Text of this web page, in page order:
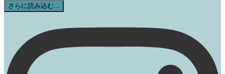
さらに読み込む...